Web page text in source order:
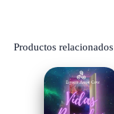
Productos relacionados